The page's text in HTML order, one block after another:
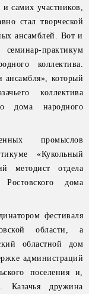
самих участников,
стал творческой
ансамблей. Вот и
практикум
коллектива.
ансамбля», который
коллектива
дома народного
промыслов
«Кукольный
методист отдела
дома
фестиваля
области, а
областной дом
администраций
поселения и,
Казачья дружина